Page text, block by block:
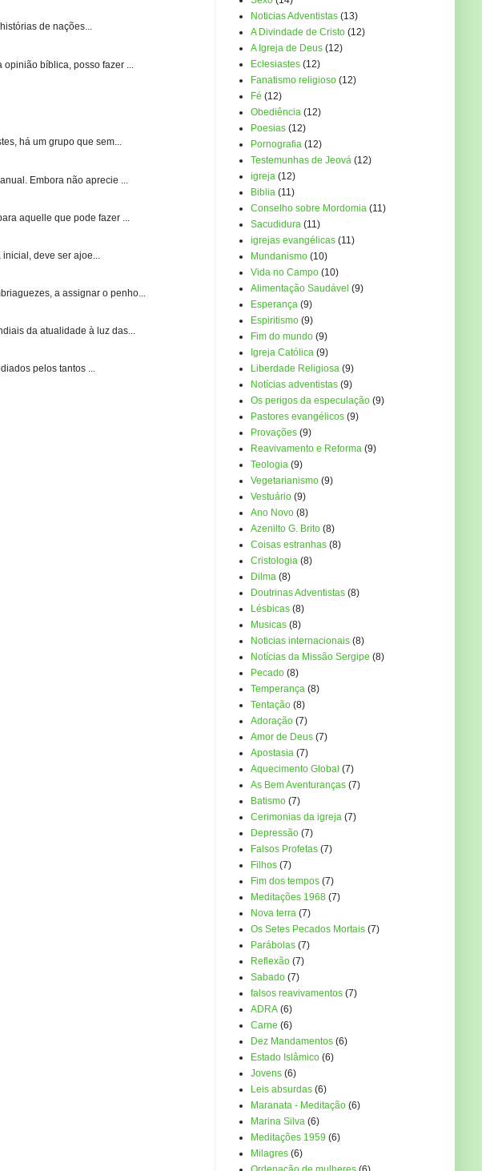
de nações...
bíblica, posso fazer ...
há um grupo que sem...
Embora não aprecie ...
aquelle que pode fazer ...
deve ser ajoe...
a assignar o penho...
da atualidade à luz das...
pelos tantos ...
Noticias Adventistas (13)
A Divindade de Cristo (12)
A Igreja de Deus (12)
Eclesiastes (12)
Fanatismo religioso (12)
Fé (12)
Obediência (12)
Poesias (12)
Pornografia (12)
Testemunhas de Jeová (12)
igreja (12)
Biblia (11)
Conselho sobre Mordomia (11)
Sacudidura (11)
igrejas evangélicas (11)
Mundanismo (10)
Vida no Campo (10)
Alimentação Saudável (9)
Esperança (9)
Espiritismo (9)
Fim do mundo (9)
Igreja Católica (9)
Liberdade Religiosa (9)
Notícias adventistas (9)
Os perigos da especulação (9)
Pastores evangélicos (9)
Provações (9)
Reavivamento e Reforma (9)
Teologia (9)
Vegetarianismo (9)
Vestuário (9)
Ano Novo (8)
Azenilto G. Brito (8)
Coisas estranhas (8)
Cristologia (8)
Dilma (8)
Doutrinas Adventistas (8)
Lésbicas (8)
Musicas (8)
Noticias internacionais (8)
Notícias da Missão Sergipe (8)
Pecado (8)
Temperança (8)
Tentação (8)
Adoração (7)
Amor de Deus (7)
Apostasia (7)
Aquecimento Global (7)
As Bem Aventuranças (7)
Batismo (7)
Cerimonias da igreja (7)
Depressão (7)
Falsos Profetas (7)
Filhos (7)
Fim dos tempos (7)
Meditações 1968 (7)
Nova terra (7)
Os Setes Pecados Mortais (7)
Parábolas (7)
Reflexão (7)
Sabado (7)
falsos reavivamentos (7)
ADRA (6)
Carne (6)
Dez Mandamentos (6)
Estado Islâmico (6)
Jovens (6)
Leis absurdas (6)
Maranata - Meditação (6)
Marina Silva (6)
Meditações 1959 (6)
Milagres (6)